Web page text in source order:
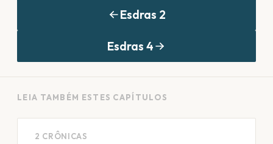
Esdras 2
Esdras 4
LEIA TAMBÉM ESTES CAPÍTULOS
2 CRÔNICAS